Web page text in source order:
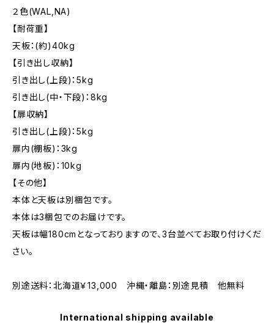
２色(WAL,NA)
【耐荷重】
天板：(約)40kg
【引き出し収納】
引き出し(上段)：5kg
引き出し(中・下段)：8kg
【扉収納】
引き出し(上段)：5kg
扉内(棚板)：3kg
扉内(地板)：10kg
【その他】
本体と天板は別梱包です。
本体は3梱包でのお届けです。
天板は幅180cmとなっておりますので、3台並べてお取り付けくだ
さい。
別途送料：北海道￥13,000 沖縄・離島：別途見積 他無料
International shipping available